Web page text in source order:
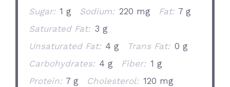
Sugar: 1 g Sodium: 220 mg Fat: 7 g
Saturated Fat: 3 g
Unsaturated Fat: 4 g Trans Fat: 0 g
Carbohydrates: 4 g Fiber: 1 g
Protein: 7 g Cholesterol: 120 mg